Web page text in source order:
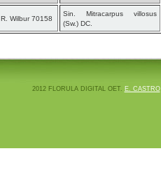
R. Wilbur 70158
Sin. Mitracarpus villosus
(Sw.) DC.
2012 FLORULA DIGITAL OET. E. CASTRO